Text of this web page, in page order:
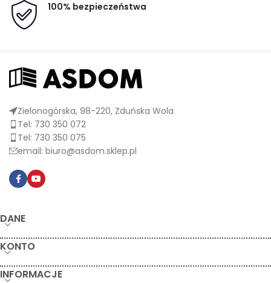
100% bezpieczeństwa
Zielonogórska, 98-220, Zduńska Wola
Tel: 730 350 072
Tel: 730 350 075
email: biuro@asdom.sklep.pl
DANE
KONTO
INFORMACJE